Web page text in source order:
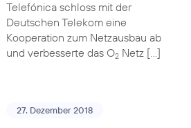
Telefónica schloss mit der
Deutschen Telekom eine
Kooperation zum Netzausbau ab
und verbesserte das O2Netz […]
27. Dezember 2018